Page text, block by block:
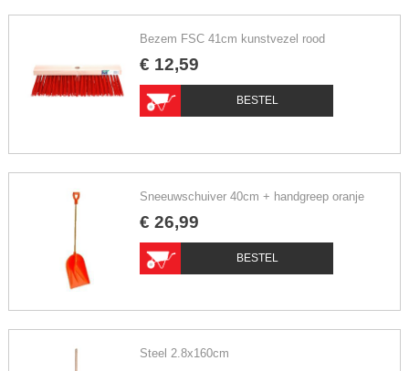
Bezem FSC 41cm kunstvezel rood
€ 12,59
BESTEL
Sneeuwschuiver 40cm + handgreep oranje
€ 26,99
BESTEL
Steel 2.8x160cm